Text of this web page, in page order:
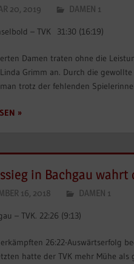
20, 2019 DAMEN 1
– TVK 31:30 (16:19)
Damen traten ohne die
Grimm an. Durch die
trotz der fehlenden
in Bachgau wahrt
16, 2018 DAMEN 1
– TVK. 22:26 (9:13)
26:22-Auswärtserfolg
hatte der TVK mehr Mühe